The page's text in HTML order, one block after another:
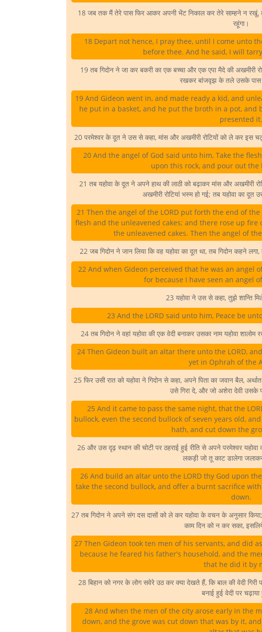
18 जब तक मैं तेरे पास फिर आकर अपनी भेंट निकाल कर तेरे साम्हने न
रहूंगा।
18 Depart not hence, I pray thee, until I come unto
before thee. And he said, I will
19 तब गिदोन ने जा कर बकरी का एक बच्चा और एक एपा मैदे की अखमीरी
रखकर बांजवृझ के तले उसके पास
19 And Gideon went in, and made ready a kid, and
he put in a basket, and he put the broth in a pot,
presented it.
20 परमेश्वर के दूत ने उस से कहा, मांस और अखमीरी रोटियों को ले कर इस
20 And the angel of God said unto him, Take the
upon this rock, and pour out the
21 तब यहोवा के दूत ने अपने हाथ की लाठी को बढ़ाकर मांस और
अखमीरी रोटियां भस्म हो गई; तब यहोवा का दूत
21 Then the angel of the LORD put forth the end of
flesh and the unleavened cakes; and there rose up
the unleavened cakes. Then the angel of
22 जब गिदोन ने जान लिया कि वह यहोवा का दूत था, तब गिदोन कहने लगा,
22 And when Gideon perceived that he was an angel
for because I have seen an angel
23 यहोवा ने उस से कहा, तुझे शान्ति
23 And the LORD said unto him, Peace be
24 तब गिदोन ने वहां यहोवा की एक वेदी बनाकर उसका नाम यहोवा
24 Then Gideon built an altar there unto the LORD,
yet in Ophrah of the
25 फिर उसी रात को यहोवा ने गिदोन से कहा, अपने पिता का जवान बैल,
उसे गिरा दे, और जो अशेरा देवी उसके
25 And it came to pass the same night, that the
bullock, even the second bullock of seven years old,
hath, and cut down the
26 और उस दृढ़ स्थान की चोटी पर ठहराई हुई रीति से अपने परमेश्वर
लकड़ी जो तू काट डालेगा
26 And build an altar unto the LORD thy God upon
take the second bullock, and offer a burnt sacrifice
down.
27 तब गिदोन ने अपने संग दस दासों को ले कर यहोवा के वचन के अनुसार
काम दिन को न कर सका,
27 Then Gideon took ten men of his servants, and did
because he feared his father's household, and the
that he did it by
28 बिहान को नगर के लोग सवेरे उठ कर क्या देखते हैं, कि बाल की वेदी
बनाई हुई वेदी पर
28 And when the men of the city arose early in the
down, and the grove was cut down that was by it,